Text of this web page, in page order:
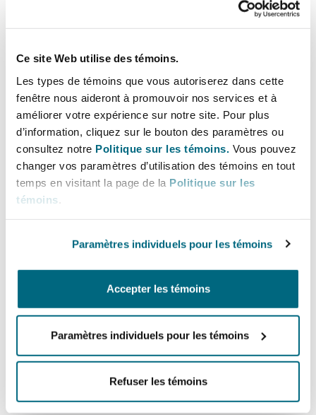
Ce site Web utilise des témoins.
Les types de témoins que vous autoriserez dans cette
fenêtre nous aideront à promouvoir nos services et à
améliorer votre expérience sur notre site. Pour plus
d’information, cliquez sur le bouton des paramètres ou
consultez notre Politique sur les témoins. Vous pouvez
changer vos paramètres d’utilisation des témoins en tout
temps en visitant la page de la Politique sur les
témoins
Paramètres individuels pour les témoins
Accepter les témoins
Paramètres individuels pour les témoins
Refuser les témoins
dans toute une gamme de secteurs critiques, y
compris les équipements de haute
Dans une démonstration de ses pouvoirs de
sanctions à la suite du Brexit, le RU a émis un
certain nombre de licences générales de type
américain pour faciliter la réduction progressive
des activités affectées par ces interdictions.
peut-être en prévision de l’introduction de
nouvelles mesures restrictives, a conseillé aux
ports de refuser tout navire qu’ils croient être
détenu, contrôlé, affrété ou exploité par toute
personne liée à la Russie ou une personne
sanctionnée, ou un navire battant pavillon russe
Canada